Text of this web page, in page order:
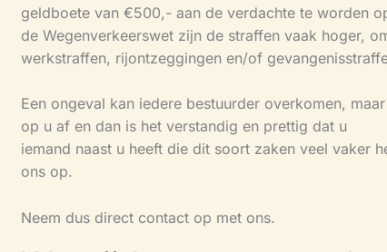
geldboete van €500,- aan de verdachte te worden
de Wegenverkeerswet zijn de straffen vaak hoger,
werkstraffen, rijontzeggingen en/of
Een ongeval kan iedere bestuurder overkomen,
op u af en dan is het verstandig en prettig dat u
iemand naast u heeft die dit soort zaken veel vaker
ons op.
Neem dus direct contact op met ons.